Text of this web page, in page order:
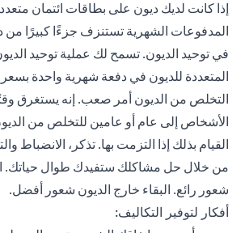
إذا كانت لديك ديون على بطاقات ائتمان
المدفوعات الشهرية تستنزف جزءًا كبيرًا من
في توحيد الديون. تسمح لك عملية توحيد
المتعددة للديون في دفعة شهرية واحدة بسعر
التخلص من الديون أمر صعب. إنه يستغرق
الأشخاص إلى عام أو عامين للتخلص من
القيام بذلك إذا التزمت بها. تذكر، الانضباط
من خلال حل مشاكلك ستفيدك طوال حياتك.
شعور رائع. البقاء خارج الديون شعور أفضل.
أفكار لتوفير التكاليف: